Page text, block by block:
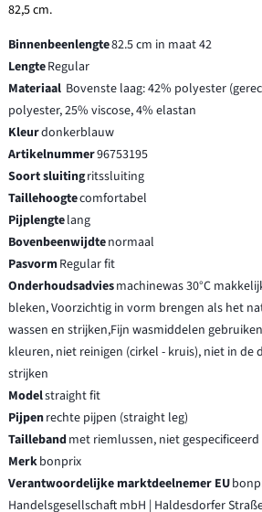
82,5 cm.
Binnenbeenlengte82.5 cm in maat 42
LengteRegular
Materiaal Bovenste laag: 42% polyester
polyester, 25% viscose, 4% elastan
Kleurdonkerblauw
Artikelnummer96753195
Soort sluitingritssluiting
Taillehoogtecomfortabel
Pijplengtelang
Bovenbeenwijdtenormaal
PasvormRegular fit
Onderhoudsadviesmachinewas 30°C
bleken, Voorzichtig in vorm brengen als het
wassen en strijken,Fijn wasmiddelen
kleuren, niet reinigen (cirkel - kruis), niet in de
strijken
Modelstraight fit
Pijpenrechte pijpen (straight leg)
Taillebandmet riemlussen, niet gespecificeerd
Merkbonprix
Verantwoordelijke marktdeelnemer EU
Handelsgesellschaft mbH | Haldesdorfer